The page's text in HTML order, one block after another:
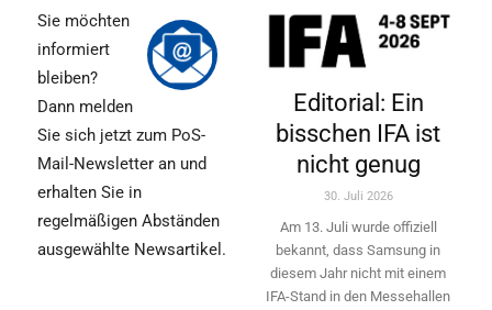
Sie möchten
informiert
bleiben?
Dann melden
Sie sich jetzt zum PoS-
Mail-Newsletter an und
erhalten Sie in
regelmäßigen Abständen
ausgewählte Newsartikel.
Editorial: Ein
bisschen IFA ist
nicht genug
30. Juli 2026
Am 13. Juli wurde offiziell
bekannt, dass Samsung in
diesem Jahr nicht mit einem
IFA-Stand in den Messehallen